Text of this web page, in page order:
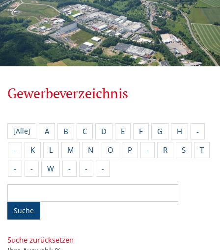
Gewerbeverzeichnis
[Alle] A B C D E F G H
-
-
K L M N O P - R S
T
-
- W - - -
Suche
Suche zurücksetzen